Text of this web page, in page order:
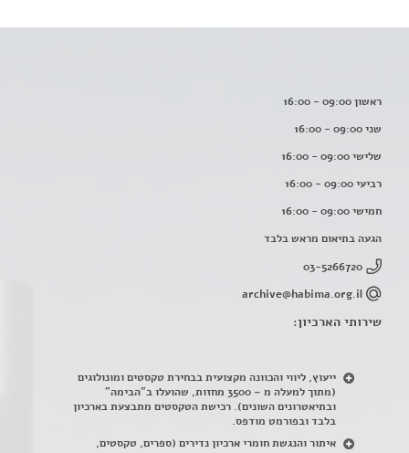
ראשון 09:00 - 16:00
שני 09:00 - 16:00
שלישי 09:00 - 16:00
רביעי 09:00 - 16:00
חמישי 09:00 - 16:00
הגעה בתיאום מראש בלבד
03-5266720
archive@habima.org.il
שירותי הארכיון:
ייעוץ, ליווי והכוונה מקצועית בבחירת טקסטים ומונולוגים
(מתוך למעלה מ – 3500 מחזות, שהועלו ב"הבימה"
ובתיאטרונים השונים). רכישת הטקסטים מתבצעת בארכיון
בלבד ובפורמט מודפס.
איתור והנגשת חומרי ארכיון נדירים (ספרים, טקסטים,